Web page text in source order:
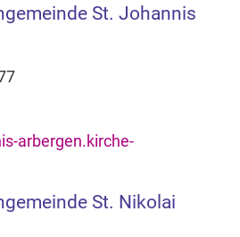
St. Johannis
arbergen.kirche-
St. Nikolai